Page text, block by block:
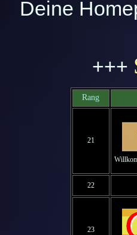
Deine
+++
Rang
21
22
23